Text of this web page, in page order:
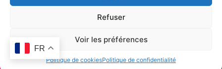
Refuser
Voir les préférences
Politique de cookiesPolitique de confidentialité
© Ancre Rouge – Tous droits réservés –
confidentialité (RGPD)–Politique de Cookies
FR